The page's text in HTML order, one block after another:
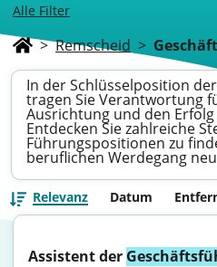
Alle Filter
> Remscheid >
In der Schlüsselposition
tragen Sie Verantwortung
Ausrichtung und den
Entdecken Sie zahlreiche
Führungspositionen zu
beruflichen Werdegang
Relevanz Datum
Assistent der